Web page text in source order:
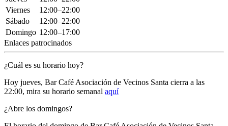
Viernes
12:00–22:00
Sábado
12:00–22:00
Domingo 12:00–17:00
Enlaces patrocinados
¿Cuál es su horario hoy?
Hoy jueves, Bar Café Asociación de Vecinos Santa cierra a las
22:00, mira su horario semanal aquí
¿Abre los domingos?